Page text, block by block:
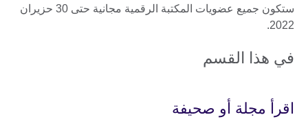
ستكون جميع عضويات المكتبة الرقمية مجانية حتى 30 حزيران
2022.
في هذا القسم
اقرأ مجلة أو صحيفة